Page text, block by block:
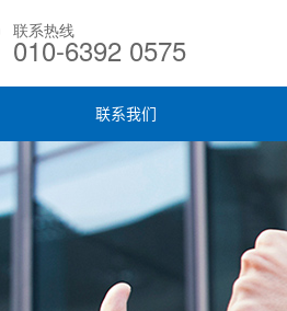
联系热线
010-6392 0575
联系我们